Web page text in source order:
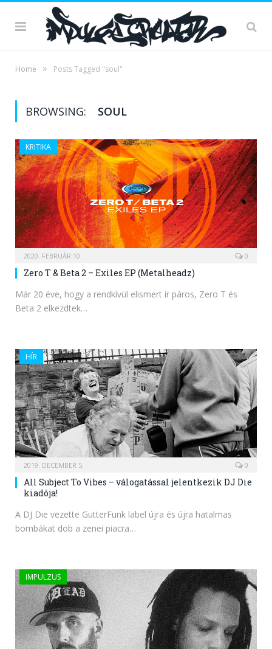
Home » Posts Tagged "soul"
BROWSING: SOUL
KRITIKA
2020. FEBRUÁR 10. 0
Zero T & Beta 2 – Exiles EP (Metalheadz)
Már 20 éve, hogy a rendkívül elismert ír páros, Zero T és
Beta 2 elkezdtek…
HÍR
2019. DECEMBER 5. 0
All Subject To Vibes – válogatással jelentkezik DJ Die
kiadója!
A DJ Die vezette GutterFunk label újra és újra hatalmas
bombákat dob a zenei piacra…
IMPULZUS